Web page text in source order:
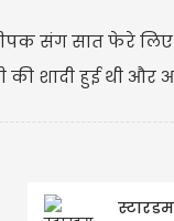
संग सात फेरे लिए
की शादी हुई थी